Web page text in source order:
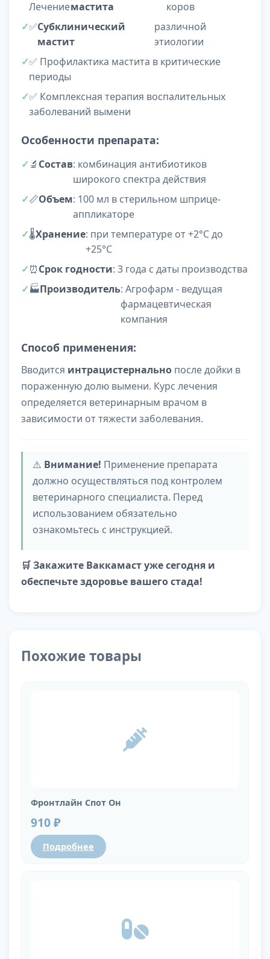
Лечениемастита
коров
✅Субклинический
мастит
различной
этиологии
✅ Профилактика мастита в критические
периоды
✅ Комплексная терапия воспалительных
заболеваний вымени
Особенности препарата:
🔬 Состав: комбинация антибиотиков
широкого спектра действия
📏Объем: 100 мл в стерильном шприце-
аппликаторе
🌡️Хранение: при температуре от +2°С до
+25°С
⏰Срок годности: 3 года с даты производства
🏭Производитель: Агрофарм - ведущая
фармацевтическая
компания
Способ применения:
Вводится интрацистернально после дойки в
пораженную долю вымени. Курс лечения
определяется ветеринарным врачом в
зависимости от тяжести заболевания.
⚠️ Внимание! Применение препарата
должно осуществляться под контролем
ветеринарного специалиста. Перед
использованием обязательно
ознакомьтесь с инструкцией.
🛒 Закажите Ваккамаст уже сегодня и
обеспечьте здоровье вашего стада!
Похожие товары
Фронтлайн Спот Он
910 ₽
Подробнее